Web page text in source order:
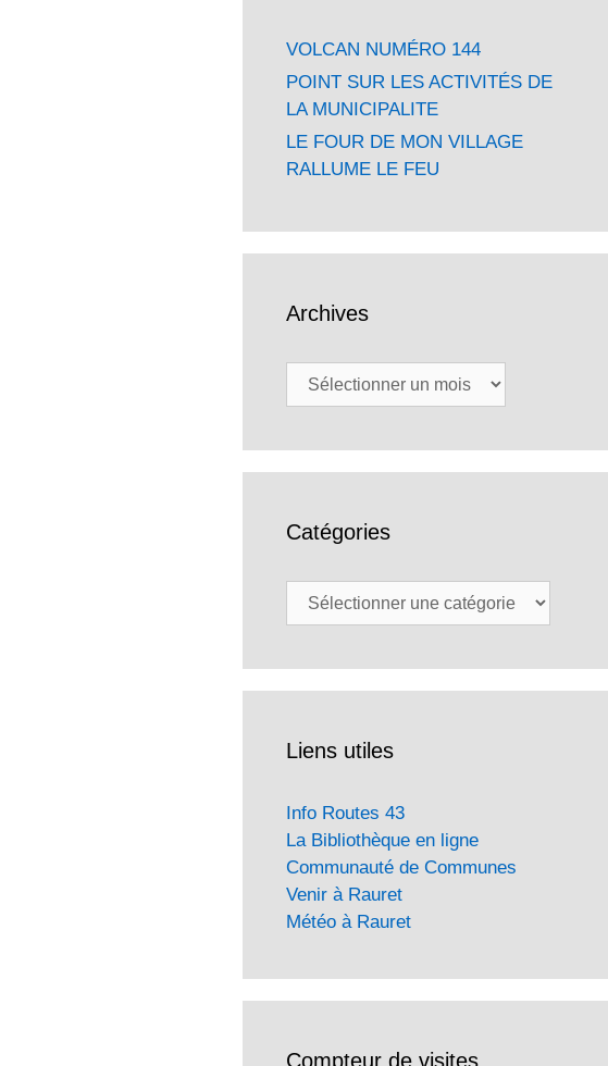
VOLCAN NUMÉRO 144
POINT SUR LES ACTIVITÉS DE
LA MUNICIPALITE
LE FOUR DE MON VILLAGE
RALLUME LE FEU
Archives
Archives
Catégories
Catégories
Liens utiles
Info Routes 43
La Bibliothèque en ligne
Communauté de Communes
Venir à Rauret
Météo à Rauret
Compteur de visites